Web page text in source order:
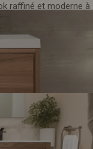
raffiné et moderne à